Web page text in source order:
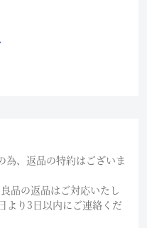
為、返品の特約はございま
品の返品はご対応いたし
より3日以内にご連絡くだ